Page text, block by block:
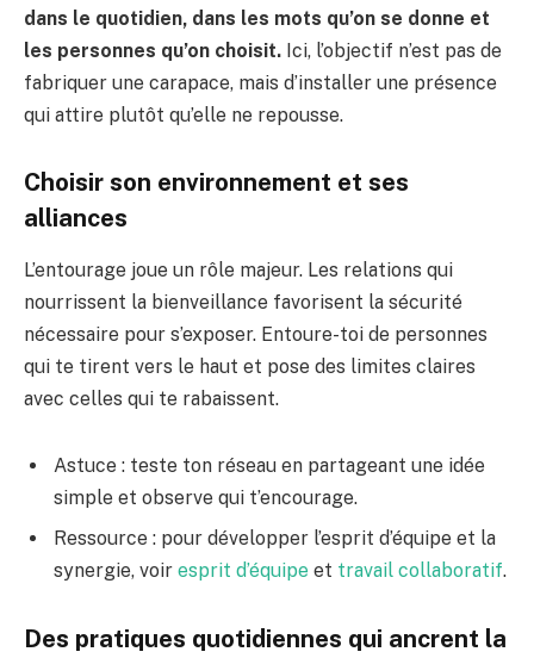
dans le quotidien, dans les mots qu’on se donne et
les personnes qu’on choisit. Ici, l’objectif n’est pas de
fabriquer une carapace, mais d’installer une présence
qui attire plutôt qu’elle ne repousse.
Choisir son environnement et ses
alliances
L’entourage joue un rôle majeur. Les relations qui
nourrissent la bienveillance favorisent la sécurité
nécessaire pour s’exposer. Entoure-toi de personnes
qui te tirent vers le haut et pose des limites claires
avec celles qui te rabaissent.
Astuce : teste ton réseau en partageant une idée
simple et observe qui t’encourage.
Ressource : pour développer l’esprit d’équipe et la
synergie, voir esprit d’équipe et travail collaboratif.
Des pratiques quotidiennes qui ancrent la